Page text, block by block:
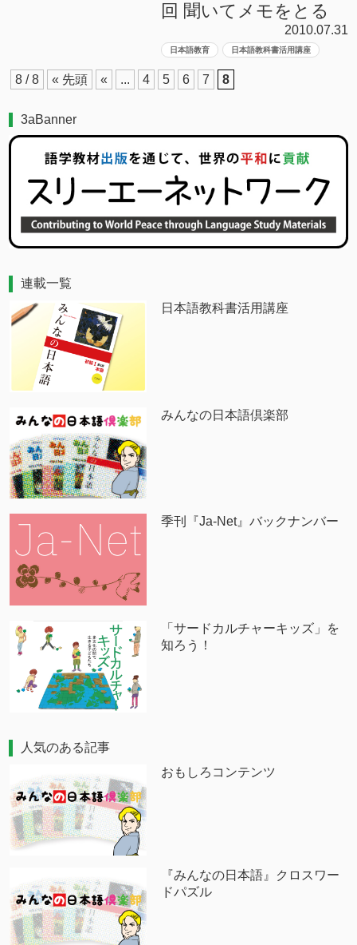
回 聞いてメモをとる
2010.07.31
日本語教育 日本語教科書活用講座
8 / 8 « 先頭 « ... 4 5 6 7 8
3aBanner
連載一覧
日本語教科書活用講座
みんなの日本語倶楽部
季刊『Ja-Net』バックナンバー
「サードカルチャーキッズ」を
知ろう！
人気のある記事
おもしろコンテンツ
『みんなの日本語』クロスワー
ドパズル